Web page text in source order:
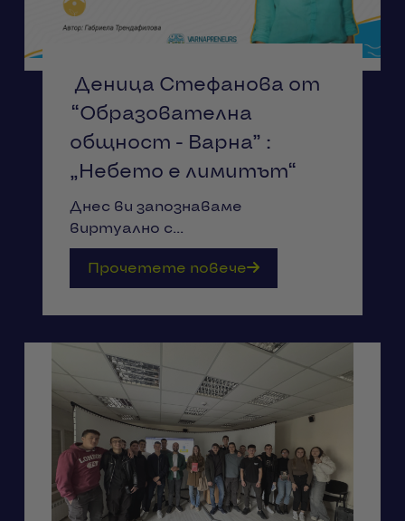
Деница Стефанова от
“Образователна
общност - Варна” :
„Небето е лимитът“
Днес ви запознаваме
виртуално с...
Прочетете повече